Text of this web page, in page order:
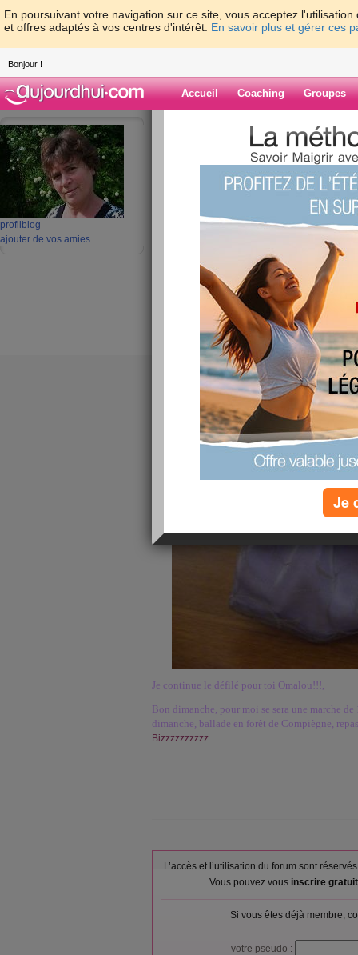
En poursuivant votre navigation sur ce site, vous acceptez
et offres adaptés à vos centres d'intérêt. En savoir plus et gérer ces
Bonjour !
Accueil Coaching Groupes
profil blog
ajouter de vos amies
> > 14 ème
Blog de
14 ème robe de
Je continue le défilé pour toi Omalou!!!,
Bon dimanche, pour moi se sera une marche
dimanche, ballade en forêt de Compiègne,
Bizzzzzzzzzz
L’accès et l’utilisation du forum sont
Vous pouvez vous inscrire
Si vous êtes déjà membre,
votre pseudo :
Je